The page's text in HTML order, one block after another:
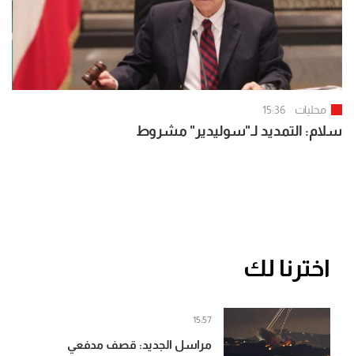
محليات 15:36
سلام: التمديد لـ"سوليدير" مشروط
اخترنا لك
مراسل الجديد: قصف مدفعي
15:57